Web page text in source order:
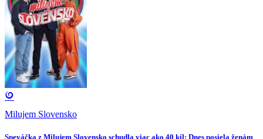
Milujem Slovensko
Speváčka z Milujem Slovensko schudla viac ako 40 kíl: Dnes posiela ženám